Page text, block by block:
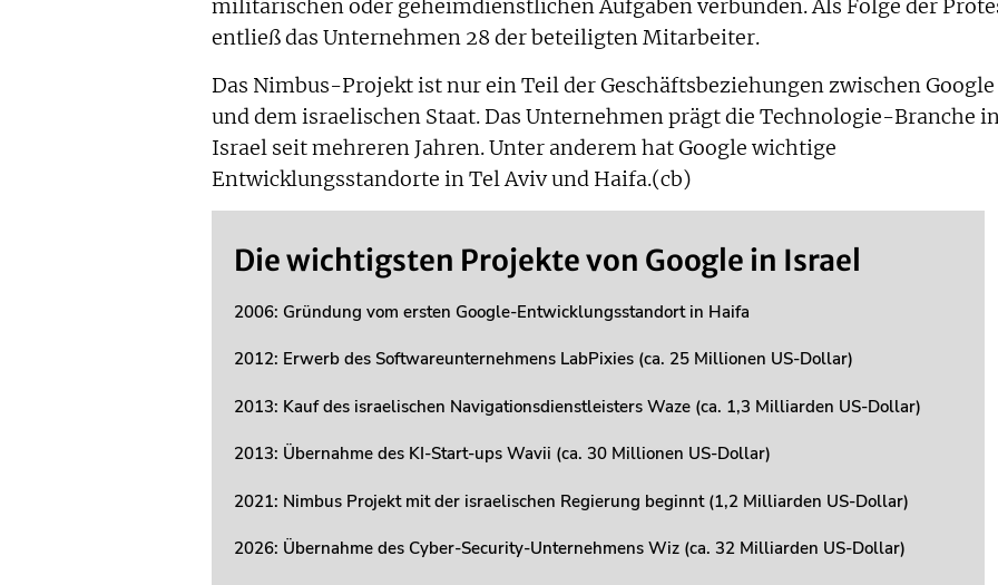
militärischen oder geheimdienstlichen Aufgaben verbunden. Als Folge der
entließ das Unternehmen 28 der beteiligten Mitarbeiter.
Das Nimbus-Projekt ist nur ein Teil der Geschäftsbeziehungen zwischen Google
und dem israelischen Staat. Das Unternehmen prägt die Technologie-Branche
Israel seit mehreren Jahren. Unter anderem hat Google wichtige
Entwicklungsstandorte in Tel Aviv und Haifa.(cb)
Die wichtigsten Projekte von Google in Israel
2006: Gründung vom ersten Google-Entwicklungsstandort in Haifa
2012: Erwerb des Softwareunternehmens LabPixies (ca. 25 Millionen US-Dollar)
2013: Kauf des israelischen Navigationsdienstleisters Waze (ca. 1,3 Milliarden US-Dollar)
2013: Übernahme des KI-Start-ups Wavii (ca. 30 Millionen US-Dollar)
2021: Nimbus Projekt mit der israelischen Regierung beginnt (1,2 Milliarden US-Dollar)
2026: Übernahme des Cyber-Security-Unternehmens Wiz (ca. 32 Milliarden US-Dollar)